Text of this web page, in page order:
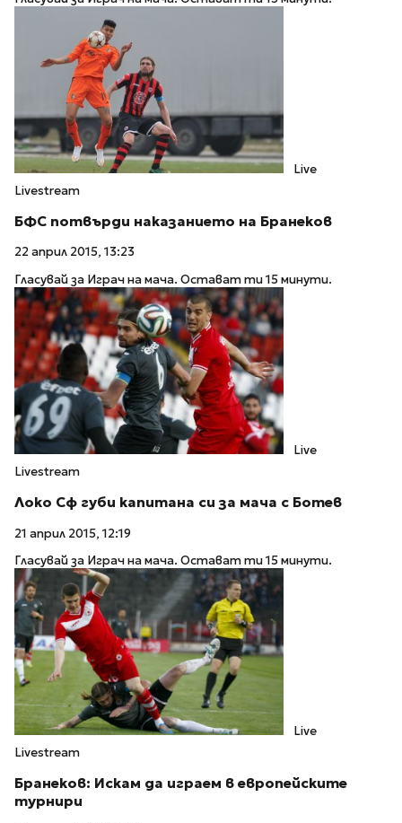
Live
Livestream
БФС потвърди наказанието на Бранеков
22 април 2015, 13:23
Гласувай за Играч на мача. Остават ти 15 минути.
Live
Livestream
Локо Сф губи капитана си за мача с Ботев
21 април 2015, 12:19
Гласувай за Играч на мача. Остават ти 15 минути.
Live
Livestream
Бранеков: Искам да играем в европейските
турнири